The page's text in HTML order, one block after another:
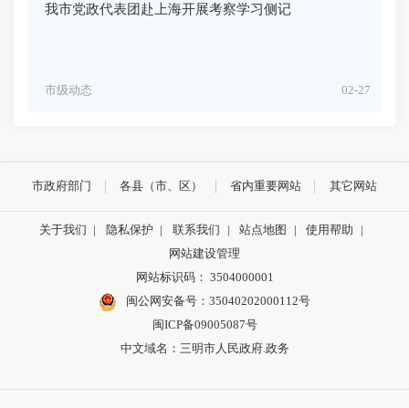
我市党政代表团赴上海开展考察学习侧记
02-27
市级动态
市政府部门 各县（市、区） 省内重要网站 其它网站
关于我们 | 隐私保护 | 联系我们 | 站点地图 | 使用帮助
|
网站建设管理
网站标识码： 3504000001
闽公网安备号：35040202000112号
闽ICP备09005087号
中文域名：三明市人民政府.政务